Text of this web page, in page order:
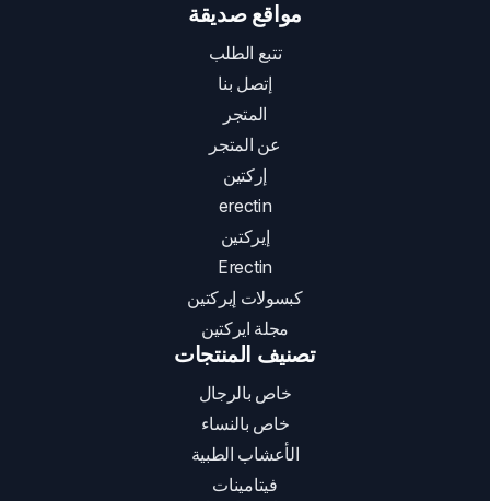
مواقع صديقة
تتبع الطلب
إتصل بنا
المتجر
عن المتجر
إركتين
erectin
إيركتين
Erectin
كبسولات إيركتين
مجلة ايركتين
تصنيف المنتجات
خاص بالرجال
خاص بالنساء
الأعشاب الطبية
فيتامينات